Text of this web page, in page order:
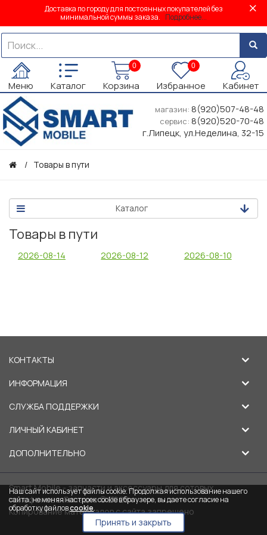
Доставка по городу для постоянных покупателей без
минимальной суммы заказа. Подробнее...
Меню Каталог
0
Корзина
0
Избранное Кабинет
магазин: 8(920)507-48-48
сервис: 8(920)520-70-48
г.Липецк, ул.Неделина, 32-15
Товары в пути
Каталог
Товары в пути
2026-08-14 2026-08-12 2026-08-10
КОНТАКТЫ
ИНФОРМАЦИЯ
СЛУЖБА ПОДДЕРЖКИ
ЛИЧНЫЙ КАБИНЕТ
ДОПОЛНИТЕЛЬНО
Smart Mobile - запчасти и аксессуары для сотовых
телефонов в Липецке © 2026
Копирование материалов с сайта запрещено
Наш сайт использует файлы cookie. Продолжая использование нашего
сайта, не меняя настроек cookie в браузере, вы даете согласие на
обработку файловcookie.
Принять и закрыть